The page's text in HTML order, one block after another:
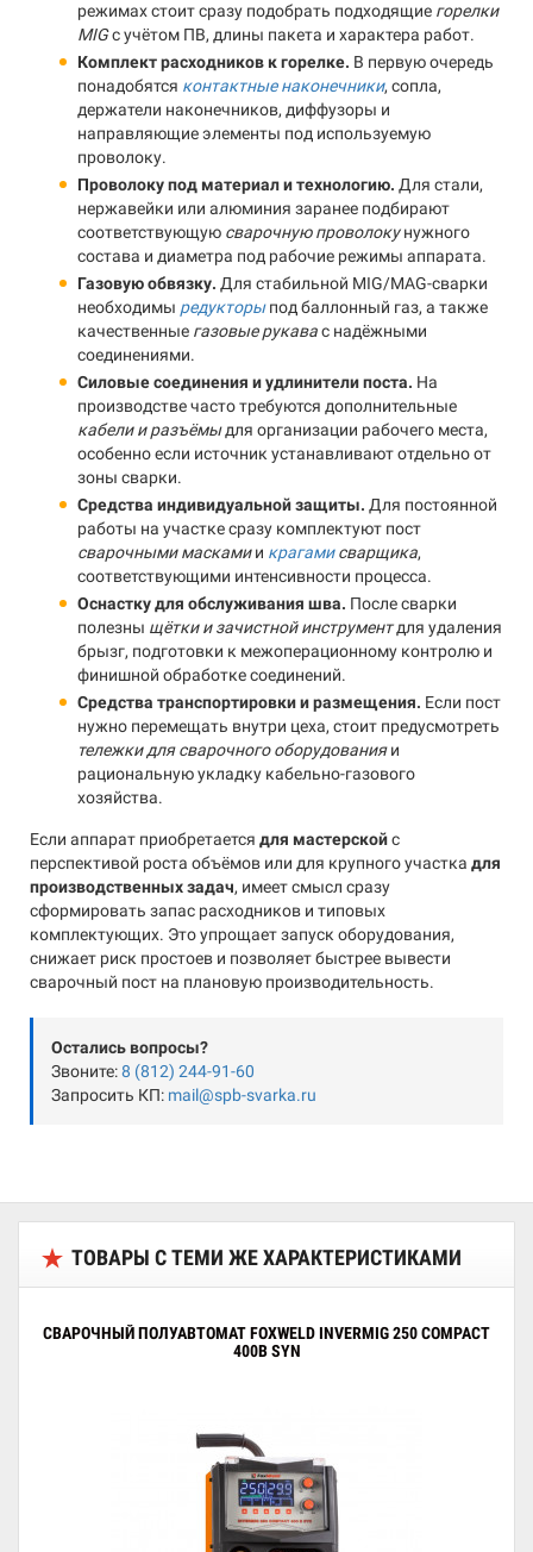
режимах стоит сразу подобрать подходящие горелки
MIGс учётом ПВ, длины пакета и характера работ.
Комплект расходников к горелке. В первую очередь
понадобятся контактные наконечники, сопла,
держатели наконечников, диффузоры и
направляющие элементы под используемую
проволоку.
Проволоку под материал и технологию. Для стали,
нержавейки или алюминия заранее подбирают
соответствующую сварочную проволокунужного
состава и диаметра под рабочие режимы аппарата.
Газовую обвязку. Для стабильной MIG/MAG-сварки
необходимы редукторыпод баллонный газ, а также
качественные газовые рукавас надёжными
соединениями.
Силовые соединения и удлинители поста. На
производстве часто требуются дополнительные
кабели и разъёмыдля организации рабочего места,
особенно если источник устанавливают отдельно от
зоны сварки.
Средства индивидуальной защиты. Для постоянной
работы на участке сразу комплектуют пост
сварочными маскамии крагамисварщика,
соответствующими интенсивности процесса.
Оснастку для обслуживания шва. После сварки
полезны щётки и зачистной инструментдля удаления
брызг, подготовки к межоперационному контролю и
финишной обработке соединений.
Средства транспортировки и размещения. Если пост
нужно перемещать внутри цеха, стоит предусмотреть
тележки для сварочного оборудованияи
рациональную укладку кабельно-газового
хозяйства.
Если аппарат приобретается для мастерскойс
перспективой роста объёмов или для крупного участка для
производственных задач, имеет смысл сразу
сформировать запас расходников и типовых
комплектующих. Это упрощает запуск оборудования,
снижает риск простоев и позволяет быстрее вывести
сварочный пост на плановую производительность.
Остались вопросы?
Звоните:8 (812) 244-91-60
Запросить КП: mail@spb-svarka.ru
ТОВАРЫ С ТЕМИ ЖЕ ХАРАКТЕРИСТИКАМИ
СВАРОЧНЫЙ ПОЛУАВТОМАТ FOXWELD INVERMIG 250 COMPACT
400В SYN